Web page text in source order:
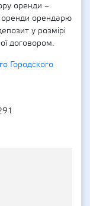
оренди –
оренди орендарю
у розмірі
договором.
Городского